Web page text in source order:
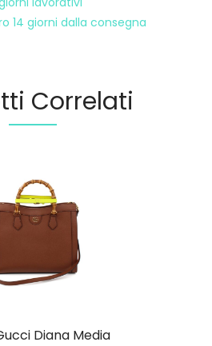
14 giorni dalla consegna
Correlati
Diana Media